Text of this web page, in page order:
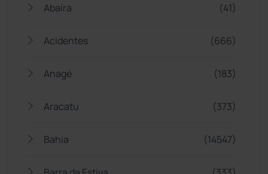
Abaíra (41)
Acidentes (666)
Anagé (183)
Aracatu (373)
Bahia (14547)